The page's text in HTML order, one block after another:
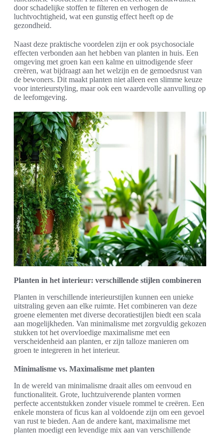
door schadelijke stoffen te filteren en verhogen de
luchtvochtigheid, wat een gunstig effect heeft op de
gezondheid.
Naast deze praktische voordelen zijn er ook psychosociale
effecten verbonden aan het hebben van planten in huis. Een
omgeving met groen kan een kalme en uitnodigende sfeer
creëren, wat bijdraagt aan het welzijn en de gemoedsrust van
de bewoners. Dit maakt planten niet alleen een slimme keuze
voor interieurstyling, maar ook een waardevolle aanvulling op
de leefomgeving.
Planten in het interieur: verschillende stijlen combineren
Planten in verschillende interieurstijlen kunnen een unieke
uitstraling geven aan elke ruimte. Het combineren van deze
groene elementen met diverse decoratiestijlen biedt een scala
aan mogelijkheden. Van minimalisme met zorgvuldig gekozen
stukken tot het overvloedige maximalisme met een
verscheidenheid aan planten, er zijn talloze manieren om
groen te integreren in het interieur.
Minimalisme vs. Maximalisme met planten
In de wereld van minimalisme draait alles om eenvoud en
functionaliteit. Grote, luchtzuiverende planten vormen
perfecte accentstukken zonder visuele rommel te creëren. Een
enkele monstera of ficus kan al voldoende zijn om een gevoel
van rust te bieden. Aan de andere kant, maximalisme met
planten moedigt een levendige mix aan van verschillende